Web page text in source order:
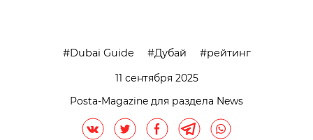
Dubai Guide Дубай
рейтинг
11 сентября 2025
Posta-Magazine для раздела News